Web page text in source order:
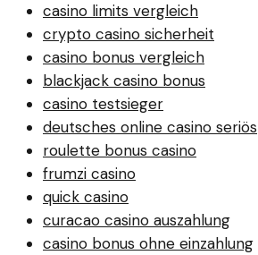
casino limits vergleich
crypto casino sicherheit
casino bonus vergleich
blackjack casino bonus
casino testsieger
deutsches online casino seriös
roulette bonus casino
frumzi casino
quick casino
curacao casino auszahlung
casino bonus ohne einzahlung